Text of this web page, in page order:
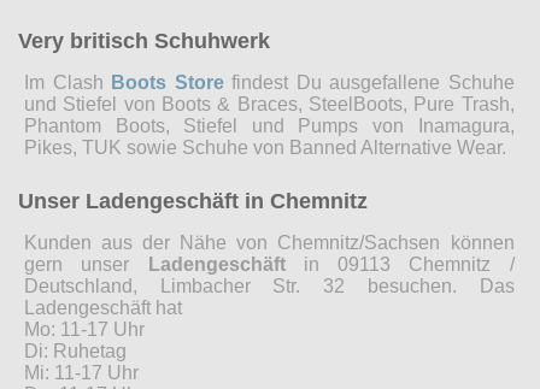
Very britisch Schuhwerk
Im Clash Boots Storefindest Du ausgefallene Schuhe
und Stiefel von Boots & Braces, SteelBoots, Pure Trash,
Phantom Boots, Stiefel und Pumps von Inamagura,
Pikes, TUK sowie Schuhe von Banned Alternative Wear.
Unser Ladengeschäft in Chemnitz
Kunden aus der Nähe von Chemnitz/Sachsen können
gern unser
Ladengeschäftin 09113 Chemnitz /
Deutschland, Limbacher Str. 32 besuchen. Das
Ladengeschäft hat
Mo: 11-17 Uhr
Di: Ruhetag
Mi: 11-17 Uhr